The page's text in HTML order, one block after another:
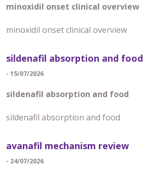
minoxidil onset clinical overview
minoxidil onset clinical overview
sildenafil absorption and food
- 15/07/2026
sildenafil absorption and food
sildenafil absorption and food
avanafil mechanism review
- 24/07/2026